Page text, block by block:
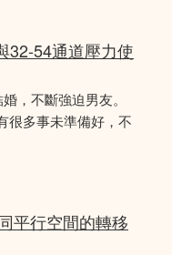
32-54通道壓力使
，不斷強迫男友。
很多事未準備好，不
平行空間的轉移